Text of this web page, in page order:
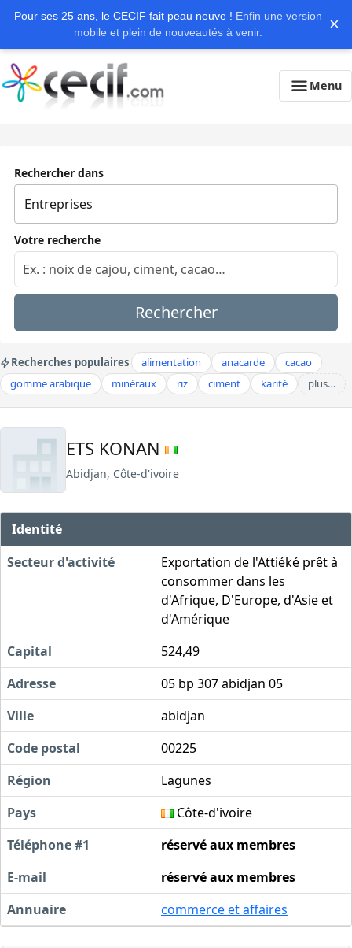
Pour ses 25 ans, le CECIF fait peau neuve ! Enfin une version
mobile et plein de nouveautés à venir.
×
Menu
Rechercher dans
Votre recherche
Rechercher
Recherches populaires alimentation anacarde
cacao
gomme arabique
minéraux riz ciment karité plus…
ETS KONAN
Abidjan, Côte-d'ivoire
Identité
Secteur d'activité
Exportation de l'Attiéké prêt à
consommer dans les
d'Afrique, D'Europe, d'Asie et
d'Amérique
Capital
524,49
Adresse
05 bp 307 abidjan 05
Ville
abidjan
Code postal
00225
Région
Lagunes
Pays
Côte-d'ivoire
Téléphone #1
réservé aux membres
E-mail
réservé aux membres
Annuaire
commerce et affaires